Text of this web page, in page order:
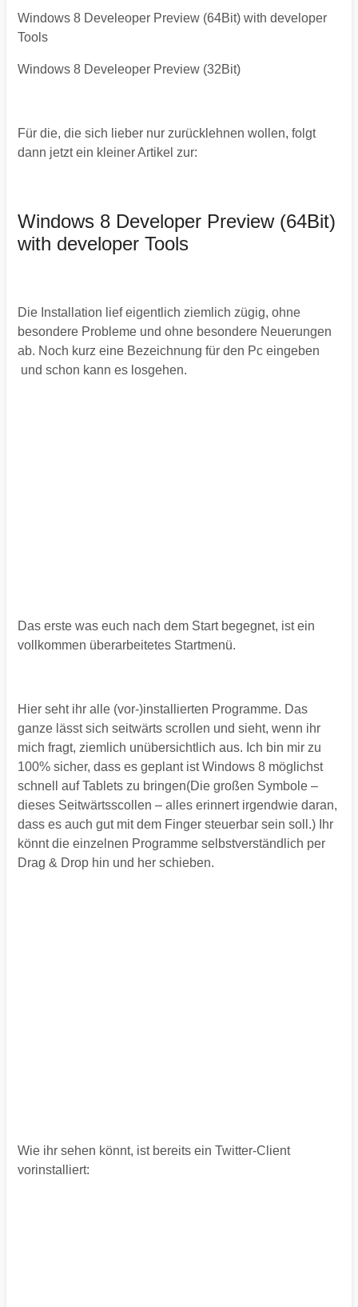
Windows 8 Develeoper Preview (64Bit) with developer
Tools
Windows 8 Develeoper Preview (32Bit)
Für die, die sich lieber nur zurücklehnen wollen, folgt
dann jetzt ein kleiner Artikel zur:
Windows 8 Developer Preview (64Bit)
with developer Tools
Die Installation lief eigentlich ziemlich zügig, ohne
besondere Probleme und ohne besondere Neuerungen
ab. Noch kurz eine Bezeichnung für den Pc eingeben
und schon kann es losgehen.
Das erste was euch nach dem Start begegnet, ist ein
vollkommen überarbeitetes Startmenü.
Hier seht ihr alle (vor-)installierten Programme. Das
ganze lässt sich seitwärts scrollen und sieht, wenn ihr
mich fragt, ziemlich unübersichtlich aus. Ich bin mir zu
100% sicher, dass es geplant ist Windows 8 möglichst
schnell auf Tablets zu bringen(Die großen Symbole –
dieses Seitwärtsscollen – alles erinnert irgendwie daran,
dass es auch gut mit dem Finger steuerbar sein soll.) Ihr
könnt die einzelnen Programme selbstverständlich per
Drag & Drop hin und her schieben.
Wie ihr sehen könnt, ist bereits ein Twitter-Client
vorinstalliert: